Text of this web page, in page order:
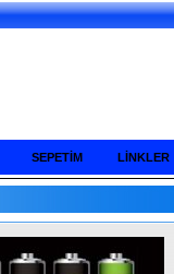
SEPETİM LİNKLER